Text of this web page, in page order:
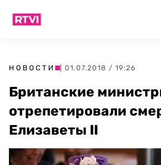
НОВОСТИ | 01.07.2018 / 19:26
Британские
отрепетировали
Елизаветы II